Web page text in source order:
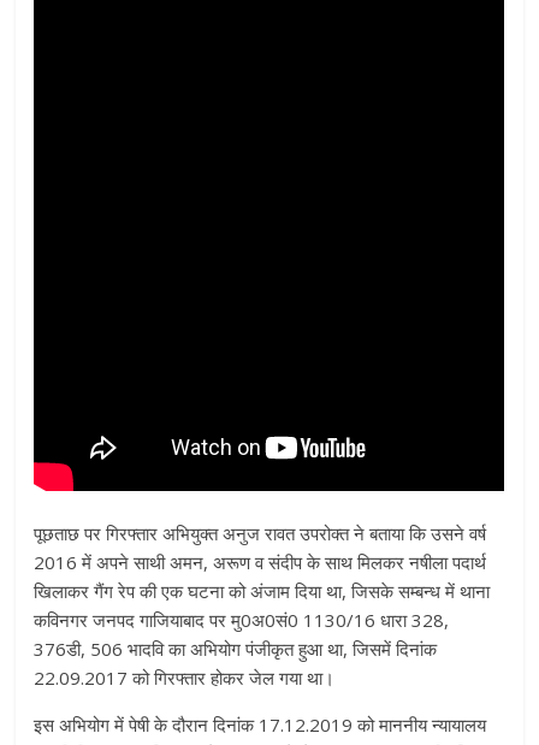
पूछताछ पर गिरफ्तार अभियुक्त अनुज रावत उपरोक्त ने बताया कि उसने वर्ष
2016 में अपने साथी अमन, अरूण व संदीप के साथ मिलकर नषीला पदार्थ
खिलाकर गैंग रेप की एक घटना को अंजाम दिया था, जिसके सम्बन्ध में थाना
कविनगर जनपद गाजियाबाद पर मु0अ0सं0 1130/16 धारा 328,
376डी, 506 भादवि का अभियोग पंजीकृत हुआ था, जिसमें दिनांक
22.09.2017 को गिरफ्तार होकर जेल गया था।
इस अभियोग में पेषी के दौरान दिनांक 17.12.2019 को माननीय न्यायालय